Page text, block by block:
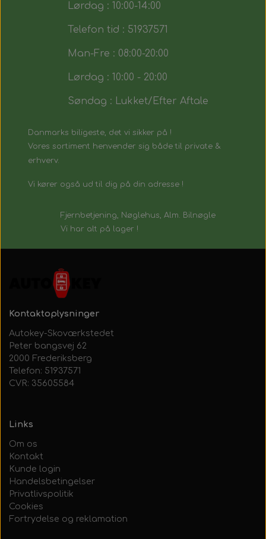
Lørdag : 10:00-14:00
Telefon tid : 51937571
Man-Fre : 08:00-20:00
Lørdag : 10:00 - 20:00
Søndag : Lukket/Efter Aftale
Danmarks biligeste, det vi sikker på !
Vores sortiment henvender sig både til private &
erhverv.
Vi kører også ud til dig på din adresse !
Fjernbetjening, Nøglehus, Alm. Bilnøgle
Vi har alt på lager !
Kontaktoplysninger
Autokey-Skoværkstedet
Peter bangsvej 62
2000 Frederiksberg
Telefon: 51937571
CVR: 35605584
Links
Om os
Kontakt
Kunde login
Handelsbetingelser
Privatlivspolitik
Cookies
Fortrydelse og reklamation